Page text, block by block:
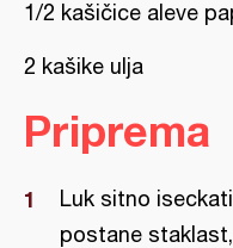
1/2 kašičice aleve
2 kašike ulja
Priprema
Luk sitno
postane